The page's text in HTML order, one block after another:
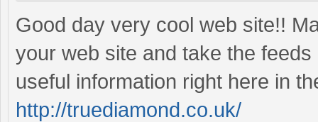
Good day very cool web site!!
your web site and take the
useful information right here in
http://truediamond.co.uk/